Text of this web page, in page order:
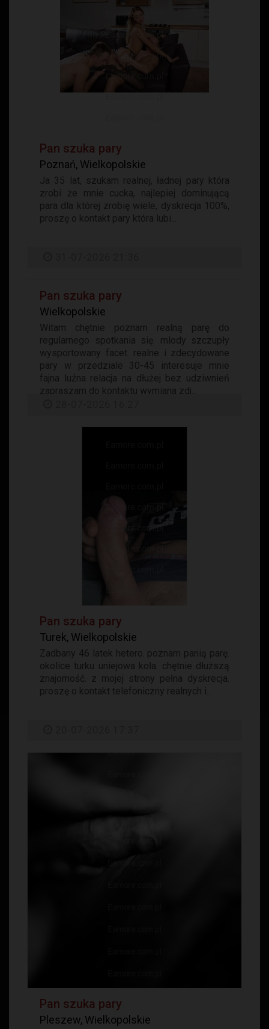
Pan szuka pary
Poznań, Wielkopolskie
Ja 35 lat, szukam realnej, ładnej pary która
zrobi że mnie cucka, najlepiej dominującą
para dla której zrobię wiele, dyskrecja 100%,
proszę o kontakt pary która lubi...
Pan szuka pary
Wielkopolskie
Witam chętnie poznam realną parę do
regularnego spotkania się. mlody szczupły
wysportowany facet. realne i zdecydowane
pary w przedziale 30-45 interesuje mnie
fajna luźna relacja na dłużej bez udziwnień
zapraszam do kontaktu wymiana zdj...
Pan szuka pary
Turek, Wielkopolskie
Zadbany 46 latek hetero. poznam panią parę.
okolice turku uniejowa koła. chętnie dłuższą
znajomość. z mojej strony pełna dyskrecja.
proszę o kontakt telefoniczny realnych i...
Pan szuka pary
Pleszew, Wielkopolskie